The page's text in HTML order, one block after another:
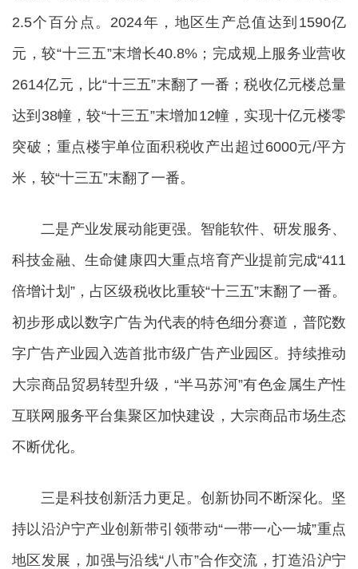
2.5个百分点。2024年，地区生产总值达到1590亿
元，较“十三五”末增长40.8%；完成规上服务业营收
2614亿元，比“十三五”末翻了一番；税收亿元楼总量
达到38幢，较“十三五”末增加12幢，实现十亿元楼零
突破；重点楼宇单位面积税收产出超过6000元/平方
米，较“十三五”末翻了一番。
二是产业发展动能更强。智能软件、研发服务、
科技金融、生命健康四大重点培育产业提前完成“411
倍增计划”，占区级税收比重较“十三五”末翻了一番。
初步形成以数字广告为代表的特色细分赛道，普陀数
字广告产业园入选首批市级广告产业园区。持续推动
大宗商品贸易转型升级，“半马苏河”有色金属生产性
互联网服务平台集聚区加快建设，大宗商品市场生态
不断优化。
三是科技创新活力更足。创新协同不断深化。坚
持以沿沪宁产业创新带引领带动“一带一心一城”重点
地区发展，加强与沿线“八市”合作交流，打造沿沪宁